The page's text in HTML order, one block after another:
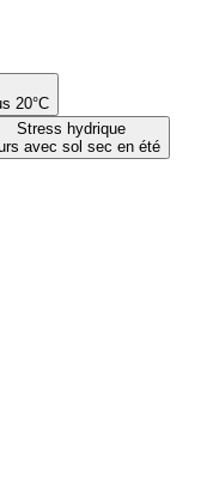
20°C
Stress hydrique
avec sol sec en été